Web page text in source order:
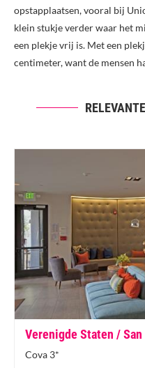
opstapplaatsen, vooral bij
klein stukje verder waar het
een plekje vrij is. Met een
centimeter, want de mensen
Verenigde Staten /
Cova 3*